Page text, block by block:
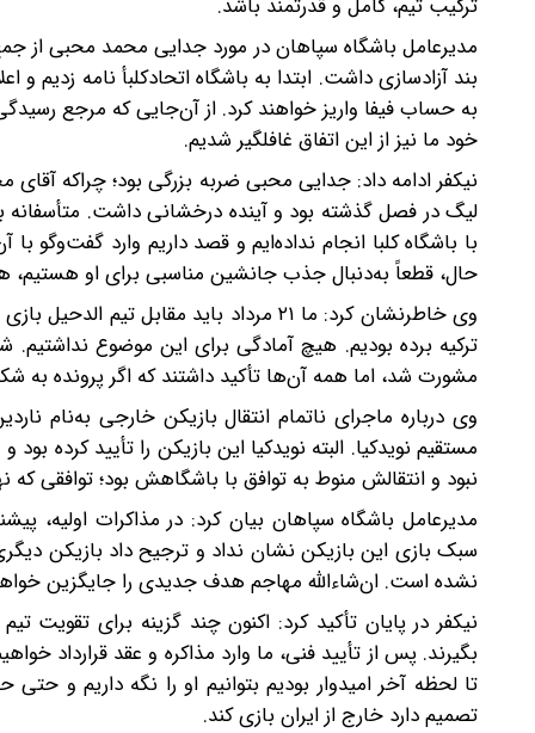
ترکیب تیم، کامل و قدرتمند باشد.
مدیرعامل باشگاه سپاهان در مورد جدایی محمد محبی از
بند آزادسازی داشت. ابتدا به باشگاه اتحادکلبأ نامه زدیم
خود ما نیز از این اتفاق غافلگیر شدیم.
نیکفر ادامه داد: جدایی محبی ضربه بزرگی بود؛ چراکه آقای
لیگ در فصل گذشته بود و آینده درخشانی داشت. متأسفانه با
با باشگاه کلبا انجام نداده‌ایم و قصد داریم وارد گفت‌وگو
حال، قطعاً به‌دنبال جذب جانشین مناسبی برای او هستیم،
وی خاطرنشان کرد: ما ۲۱ مرداد باید
ترکیه برده بودیم. هیچ آمادگی برای این موضوع نداشتیم.
مشورت شد، اما همه آن‌ها تأکید داشتند که اگر پرونده
وی درباره ماجرای ناتمام انتقال بازیکن خارجی به‌نام
مستقیم نویدکیا. البته نویدکیا این بازیکن را تأیید کرده
نبود و انتقالش منوط به توافق با باشگاهش بود؛ توافقی که
مدیرعامل باشگاه سپاهان بیان کرد: در مذاکرات اولیه،
سبک بازی این بازیکن نشان نداد و ترجیح داد بازیکن
نشده است. ان‌شاءالله مهاجم هدف جدیدی را جایگزین
نیکفر در پایان تأکید کرد: اکنون چند گزینه برای تقویت
بگیرند. پس از تأیید فنی، ما وارد مذاکره و عقد قرارداد
تا لحظه آخر امیدوار بودیم بتوانیم او را نگه داریم و
تصمیم دارد خارج از ایران بازی کند.